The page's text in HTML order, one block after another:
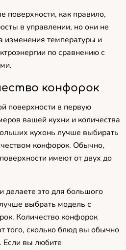
поверхности, как правило,
в управлении, но они не
изменения температуры и
по сравнению с
конфорок
поверхности в первую
вашей кухни и количества
кухонь лучше выбирать
конфорок. Обычно,
имеют от двух до
делаете это для большого
выбрать модель с
Количество конфорок
того, сколько блюд вы обычно
Если вы любите